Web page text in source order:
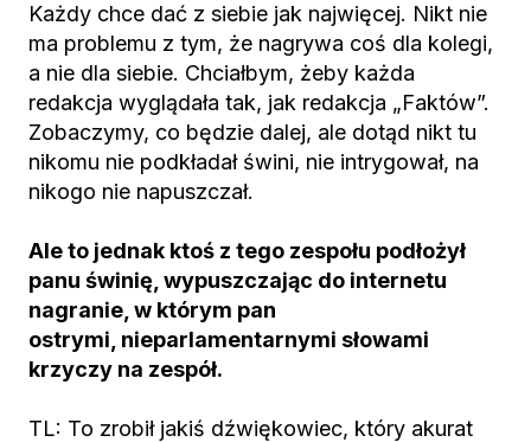
Każdy chce dać z siebie jak najwięcej. Nikt nie
ma problemu z tym, że nagrywa coś dla kolegi,
a nie dla siebie. Chciałbym, żeby każda
redakcja wyglądała tak, jak redakcja „Faktów”.
Zobaczymy, co będzie dalej, ale dotąd nikt tu
nikomu nie podkładał świni, nie intrygował, na
nikogo nie napuszczał.
Ale to jednak ktoś z tego zespołu podłożył
panu świnię, wypuszczając do internetu
nagranie, w którym pan
ostrymi, nieparlamentarnymi słowami
krzyczy na zespół.
TL: To zrobił jakiś dźwiękowiec, który akurat